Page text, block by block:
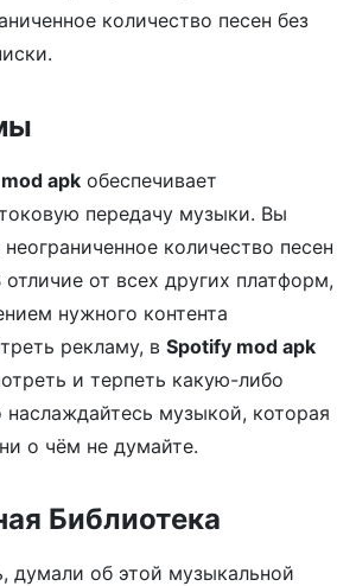
количество песен без
apk обеспечивает
передачу музыки. Вы
количество песен
от всех других платформ,
нужного контента
рекламу, в Spotify mod apk
и терпеть какую-либо
музыкой, которая
о чём не думайте.
Библиотека
думали об этой музыкальной